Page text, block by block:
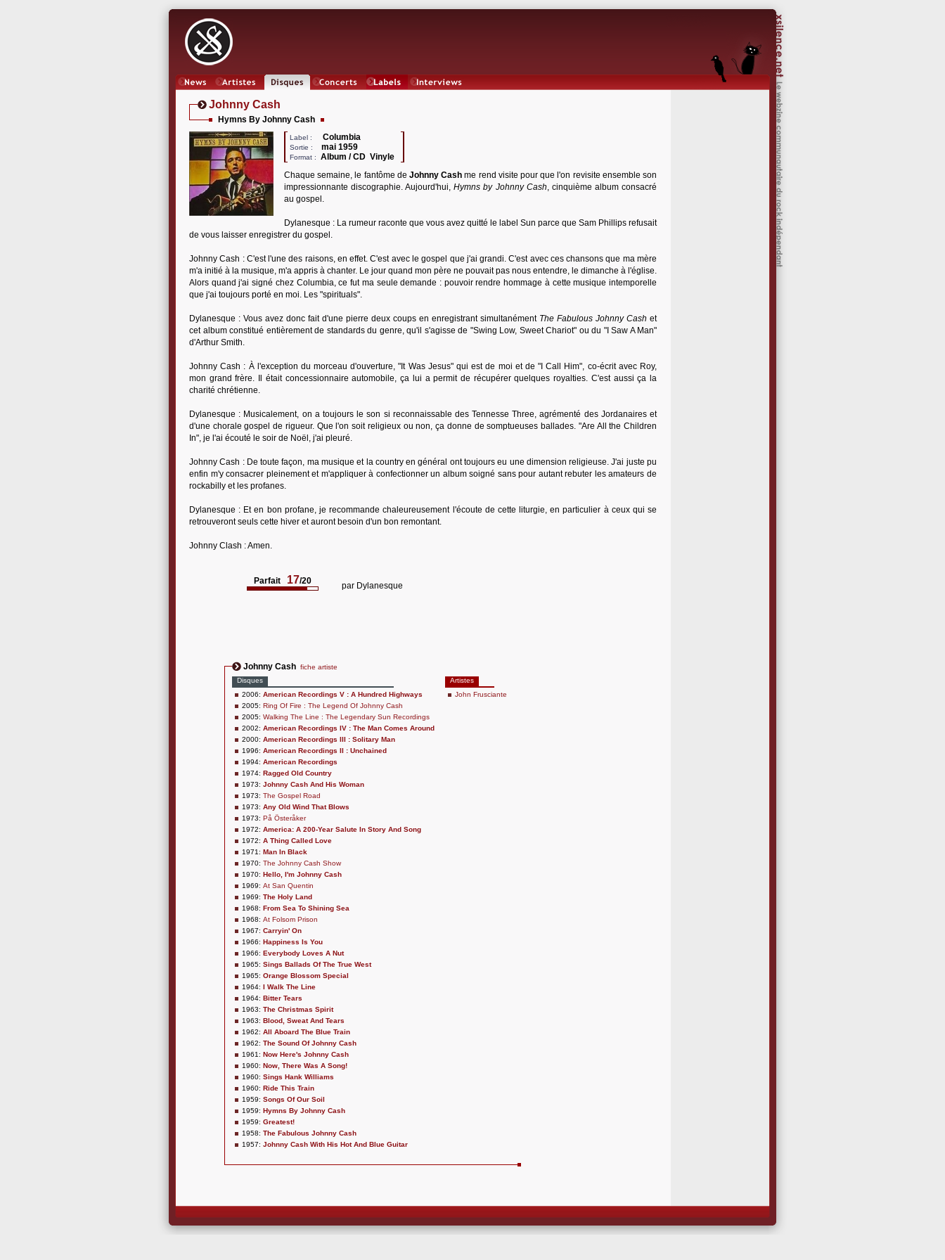
Johnny Cash
Hymns By Johnny Cash
Label : Columbia
Sortie : mai 1959
Format :
Album / CD Vinyle
Chaque semaine, le fantôme de Johnny Cash me rend visite pour que l'on revisite ensemble son
impressionnante discographie. Aujourd'hui,Hymns by Johnny Cash, cinquième album consacré
au gospel.
Dylanesque : La rumeur raconte que vous avez quitté le label Sun parce que Sam Phillips refusait
de vous laisser enregistrer du gospel.
Johnny Cash : C'est l'une des raisons, en effet. C'est avec le gospel que j'ai grandi. C'est avec ces chansons que ma mère
m'a initié à la musique, m'a appris à chanter. Le jour quand mon père ne pouvait pas nous entendre, le dimanche à l'église.
Alors quand j'ai signé chez Columbia, ce fut ma seule demande : pouvoir rendre hommage à cette musique intemporelle
que j'ai toujours porté en moi. Les "spirituals".
Dylanesque : Vous avez donc fait d'une pierre deux coups en enregistrant simultanément The Fabulous Johnny Cash et
cet album constitué entièrement de standards du genre, qu'il s'agisse de "Swing Low, Sweet Chariot" ou du "I Saw A Man"
d'Arthur Smith.
Johnny Cash : À l'exception du morceau d'ouverture, "It Was Jesus" qui est de moi et de "I Call Him", co-écrit avec Roy,
mon grand frère. Il était concessionnaire automobile, ça lui a permit de récupérer quelques royalties. C'est aussi ça la
charité chrétienne.
Dylanesque : Musicalement, on a toujours le son si reconnaissable des Tennesse Three, agrémenté des Jordanaires et
d'une chorale gospel de rigueur. Que l'on soit religieux ou non, ça donne de somptueuses ballades. "Are All the Children
In", je l'ai écouté le soir de Noël, j'ai pleuré.
Johnny Cash : De toute façon, ma musique et la country en général ont toujours eu une dimension religieuse. J'ai juste pu
enfin m'y consacrer pleinement et m'appliquer à confectionner un album soigné sans pour autant rebuter les amateurs de
rockabilly et les profanes.
Dylanesque : Et en bon profane, je recommande chaleureusement l'écoute de cette liturgie, en particulier à ceux qui se
retrouveront seuls cette hiver et auront besoin d'un bon remontant.
Johnny Clash : Amen.
Parfait 17/20 par Dylanesque
Johnny Cash fiche artiste
Disques
2006: American Recordings V : A Hundred Highways
2005: Ring Of Fire : The Legend Of Johnny Cash
2005: Walking The Line : The Legendary Sun Recordings
2002: American Recordings IV : The Man Comes Around
2000: American Recordings III : Solitary Man
1996: American Recordings II : Unchained
1994: American Recordings
1974: Ragged Old Country
1973: Johnny Cash And His Woman
1973: The Gospel Road
1973: Any Old Wind That Blows
1973: På Österåker
1972: America: A 200-Year Salute In Story And Song
1972: A Thing Called Love
1971: Man In Black
1970: The Johnny Cash Show
1970: Hello, I'm Johnny Cash
1969: At San Quentin
1969: The Holy Land
1968: From Sea To Shining Sea
1968: At Folsom Prison
1967: Carryin' On
1966: Happiness Is You
1966: Everybody Loves A Nut
1965: Sings Ballads Of The True West
1965: Orange Blossom Special
1964: I Walk The Line
1964: Bitter Tears
1963: The Christmas Spirit
1963: Blood, Sweat And Tears
1962: All Aboard The Blue Train
1962: The Sound Of Johnny Cash
1961: Now Here's Johnny Cash
1960: Now, There Was A Song!
1960: Sings Hank Williams
1960: Ride This Train
1959: Songs Of Our Soil
1959: Hymns By Johnny Cash
1959: Greatest!
1958: The Fabulous Johnny Cash
1957: Johnny Cash With His Hot And Blue Guitar
Artistes
John Frusciante